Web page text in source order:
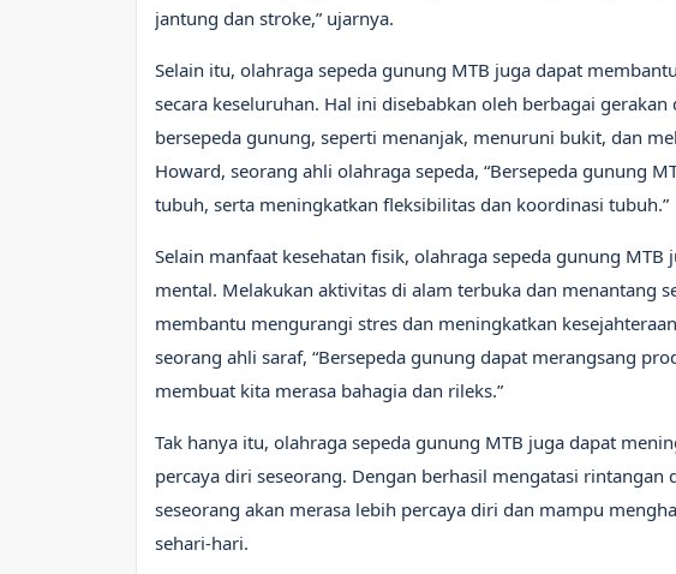
jantung dan stroke,” ujarnya.
Selain itu, olahraga sepeda gunung MTB juga dapat
secara keseluruhan. Hal ini disebabkan oleh berbagai
bersepeda gunung, seperti menanjak, menuruni bukit, dan
Howard, seorang ahli olahraga sepeda, “Bersepeda gunung
tubuh, serta meningkatkan fleksibilitas dan koordinasi tubuh.”
Selain manfaat kesehatan fisik, olahraga sepeda gunung
mental. Melakukan aktivitas di alam terbuka dan menantang
membantu mengurangi stres dan meningkatkan
seorang ahli saraf, “Bersepeda gunung dapat merangsang
membuat kita merasa bahagia dan rileks.”
Tak hanya itu, olahraga sepeda gunung MTB juga dapat
percaya diri seseorang. Dengan berhasil mengatasi
seseorang akan merasa lebih percaya diri dan mampu
sehari-hari.